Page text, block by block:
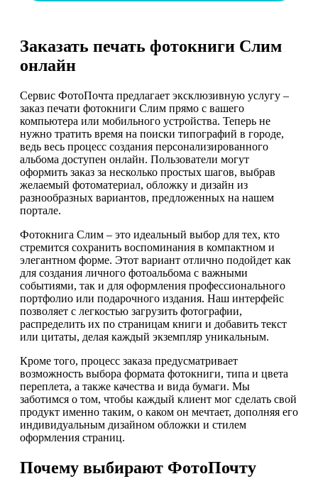
Заказать печать фотокниги Слим
онлайн
Сервис ФотоПочта предлагает эксклюзивную услугу –
заказ печати фотокниги Слим прямо с вашего
компьютера или мобильного устройства. Теперь не
нужно тратить время на поиски типографий в городе,
ведь весь процесс создания персонализированного
альбома доступен онлайн. Пользователи могут
оформить заказ за несколько простых шагов, выбрав
желаемый фотоматериал, обложку и дизайн из
разнообразных вариантов, предложенных на нашем
портале.
Фотокнига Слим – это идеальный выбор для тех, кто
стремится сохранить воспоминания в компактном и
элегантном форме. Этот вариант отлично подойдет как
для создания личного фотоальбома с важными
событиями, так и для оформления профессионального
портфолио или подарочного издания. Наш интерфейс
позволяет с легкостью загрузить фотографии,
распределить их по страницам книги и добавить текст
или цитаты, делая каждый экземпляр уникальным.
Кроме того, процесс заказа предусматривает
возможность выбора формата фотокниги, типа и цвета
переплета, а также качества и вида бумаги. Мы
заботимся о том, чтобы каждый клиент мог сделать свой
продукт именно таким, о каком он мечтает, дополняя его
индивидуальным дизайном обложки и стилем
оформления страниц.
Почему выбирают ФотоПочту